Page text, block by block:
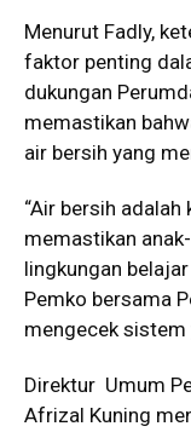
Menurut Fadly,
faktor penting
dukungan
memastikan
air bersih yang
“Air bersih
memastikan
lingkungan
Pemko bersama
mengecek sistem
Direktur Umum
Afrizal Kuning